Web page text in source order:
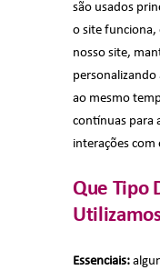
são usados
o site funciona,
nosso site,
personalizando
ao mesmo
contínuas para
interações com
Que Tipo
Essenciais: